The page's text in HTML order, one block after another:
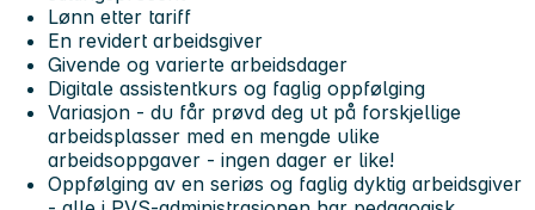
Lønn etter tariff
En revidert arbeidsgiver
Givende og varierte arbeidsdager
Digitale assistentkurs og faglig oppfølging
Variasjon - du får prøvd deg ut på forskjellige
arbeidsplasser med en mengde ulike
arbeidsoppgaver - ingen dager er like!
Oppfølging av en seriøs og faglig dyktig arbeidsgiver